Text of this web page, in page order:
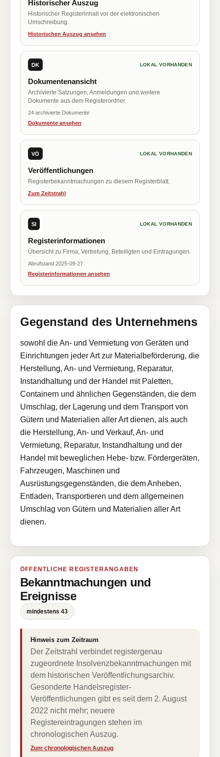
Historischer Auszug
Historischer Registerinhalt vor der elektronischen
Umschreibung.
Historischen Auszug ansehen
DK LOKAL VORHANDEN
Dokumentenansicht
Archivierte Satzungen, Anmeldungen und weitere
Dokumente aus dem Registerordner.
24 archivierte Dokumente
Dokumente ansehen
VÖ LOKAL VORHANDEN
Veröffentlichungen
Registerbekanntmachungen zu diesem Registerblatt.
Zum Zeitstrahl
SI LOKAL VORHANDEN
Registerinformationen
Übersicht zu Firma, Vertretung, Beteiligten und Eintragungen.
Abrufstand 2025-09-27
Registerinformationen ansehen
Gegenstand des Unternehmens
sowohl die An- und Vermietung von Geräten und
Einrichtungen jeder Art zur Materialbeförderung, die
Herstellung, An- und Vermietung, Reparatur,
Instandhaltung und der Handel mit Paletten,
Containern und ähnlichen Gegenständen, die dem
Umschlag, der Lagerung und dem Transport von
Gütern und Materialien aller Art dienen, als auch
die Herstellung, An- und Verkauf, An- und
Vermietung, Reparatur, Instandhaltung und der
Handel mit beweglichen Hebe- bzw. Fördergeräten,
Fahrzeugen, Maschinen und
Ausrüstungsgegenständen, die dem Anheben,
Entladen, Transportieren und dem allgemeinen
Umschlag von Gütern und Materialien aller Art
dienen.
ÖFFENTLICHE REGISTERANGABEN
Bekanntmachungen und
Ereignisse
mindestens 43
Hinweis zum Zeitraum
Der Zeitstrahl verbindet registergenau
zugeordnete Insolvenzbekanntmachungen mit
dem historischen Veröffentlichungsarchiv.
Gesonderte Handelsregister-
Veröffentlichungen gibt es seit dem 2. August
2022 nicht mehr; neuere
Registereintragungen stehen im
chronologischen Auszug.
Zum chronologischen Auszug